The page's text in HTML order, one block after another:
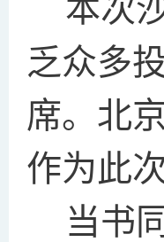
本次
乏众多
席。北
作为此
当书同